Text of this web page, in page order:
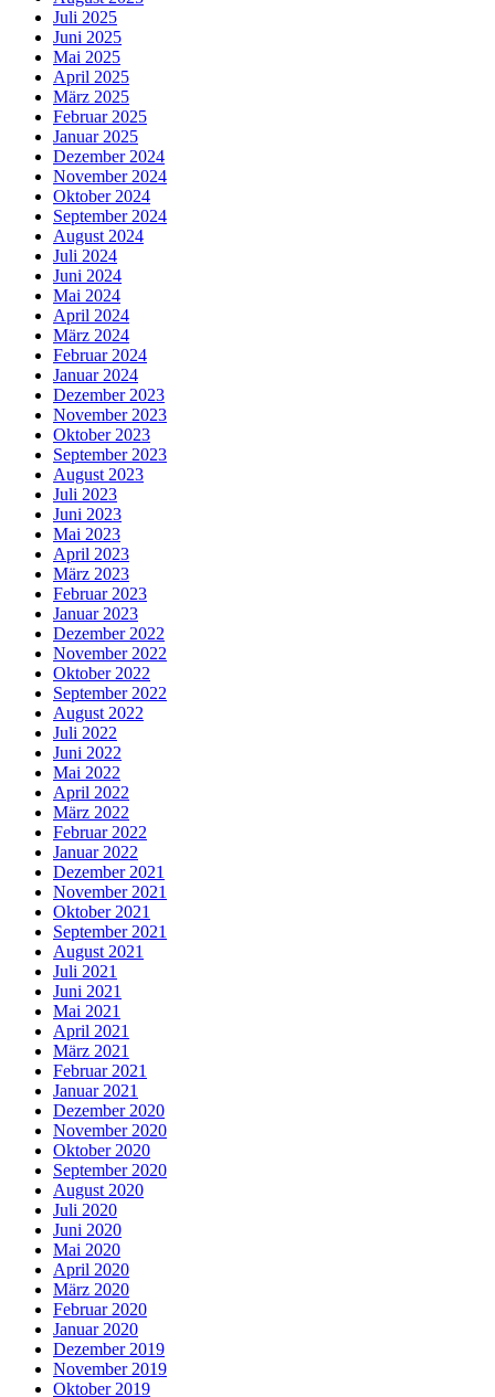
Juli 2025
Juni 2025
Mai 2025
April 2025
März 2025
Februar 2025
Januar 2025
Dezember 2024
November 2024
Oktober 2024
September 2024
August 2024
Juli 2024
Juni 2024
Mai 2024
April 2024
März 2024
Februar 2024
Januar 2024
Dezember 2023
November 2023
Oktober 2023
September 2023
August 2023
Juli 2023
Juni 2023
Mai 2023
April 2023
März 2023
Februar 2023
Januar 2023
Dezember 2022
November 2022
Oktober 2022
September 2022
August 2022
Juli 2022
Juni 2022
Mai 2022
April 2022
März 2022
Februar 2022
Januar 2022
Dezember 2021
November 2021
Oktober 2021
September 2021
August 2021
Juli 2021
Juni 2021
Mai 2021
April 2021
März 2021
Februar 2021
Januar 2021
Dezember 2020
November 2020
Oktober 2020
September 2020
August 2020
Juli 2020
Juni 2020
Mai 2020
April 2020
März 2020
Februar 2020
Januar 2020
Dezember 2019
November 2019
Oktober 2019